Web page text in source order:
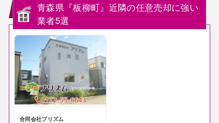
青森県『板柳町』近隣の任意売却に強い
業者5選
合同会社プリズム